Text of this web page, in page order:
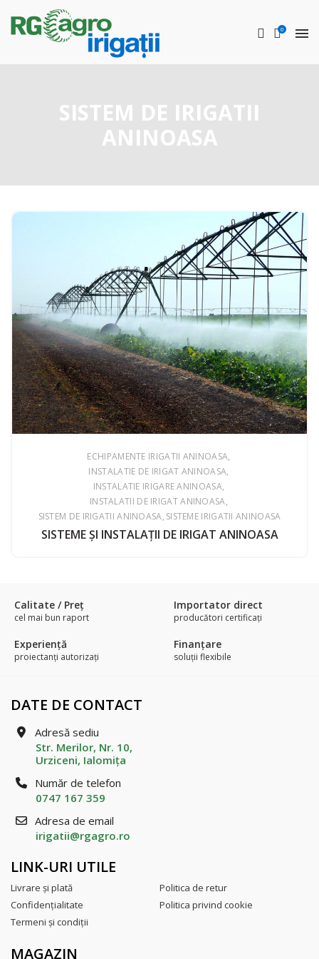
0
SISTEM DE IRIGATII
ANINOASA
ECHIPAMENTE IRIGATII ANINOASA
INSTALATIE DE IRIGAT ANINOASA
INSTALATIE IRIGARE ANINOASA
INSTALATII DE IRIGAT ANINOASA
SISTEM DE IRIGATII ANINOASA SISTEME IRIGATII ANINOASA
SISTEME ŞI INSTALAŢII DE IRIGAT ANINOASA
Calitate / Preţ
cel mai bun raport
Importator direct
producători certificaţi
Experienţă
proiectanți autorizați
Finanțare
soluții flexibile
DATE DE CONTACT
Adresă sediu
Str. Merilor, Nr. 10,
Urziceni, Ialomiţa
Număr de telefon
0747 167 359
Adresa de email
irigatii@rgagro.ro
LINK-URI UTILE
Livrare şi plată
Politica de retur
Confidenţialitate
Politica privind cookie
Termeni şi condiţii
MAGAZIN